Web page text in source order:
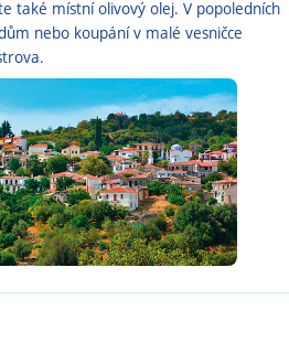
také místní olivový olej. V popoledních
nebo koupání v malé vesničce